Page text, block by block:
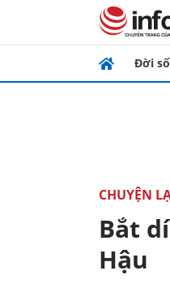
Đời
CHUYỆN
Bắt
Hậu